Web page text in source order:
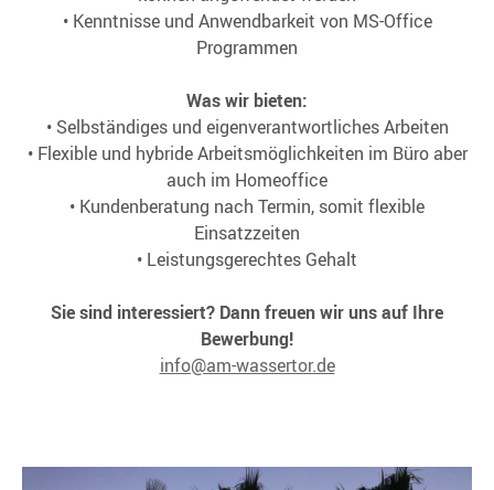
• Kenntnisse und Anwendbarkeit von MS-Office
Programmen
Was wir bieten:
• Selbständiges und eigenverantwortliches Arbeiten
• Flexible und hybride Arbeitsmöglichkeiten im Büro aber
auch im Homeoffice
• Kundenberatung nach Termin, somit flexible
Einsatzzeiten
• Leistungsgerechtes Gehalt
Sie sind interessiert? Dann freuen wir uns auf Ihre
Bewerbung!
info@am-wassertor.de